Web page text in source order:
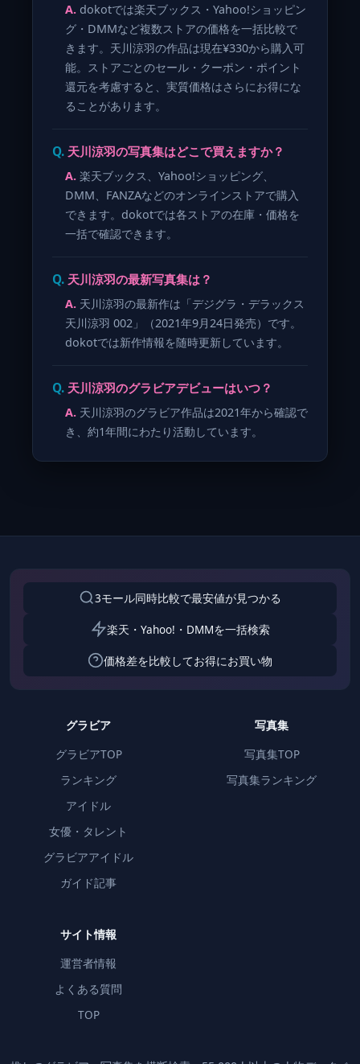
dokotでは楽天ブックス・Yahoo!ショッピン
グ・DMMなど複数ストアの価格を一括比較で
きます。天川涼羽の作品は現在¥330から購入可
能。ストアごとのセール・クーポン・ポイント
還元を考慮すると、実質価格はさらにお得にな
ることがあります。
天川涼羽の写真集はどこで買えますか？
楽天ブックス、Yahoo!ショッピング、
DMM、FANZAなどのオンラインストアで購入
できます。dokotでは各ストアの在庫・価格を
一括で確認できます。
天川涼羽の最新写真集は？
天川涼羽の最新作は「デジグラ・デラックス
天川涼羽 002」（2021年9月24日発売）です。
dokotでは新作情報を随時更新しています。
天川涼羽のグラビアデビューはいつ？
天川涼羽のグラビア作品は2021年から確認で
き、約1年間にわたり活動しています。
3モール同時比較で最安値が見つかる
楽天・Yahoo!・DMMを一括検索
価格差を比較してお得にお買い物
グラビア
グラビアTOP
ランキング
アイドル
女優・タレント
グラビアアイドル
ガイド記事
写真集
写真集TOP
写真集ランキング
サイト情報
運営者情報
よくある質問
TOP